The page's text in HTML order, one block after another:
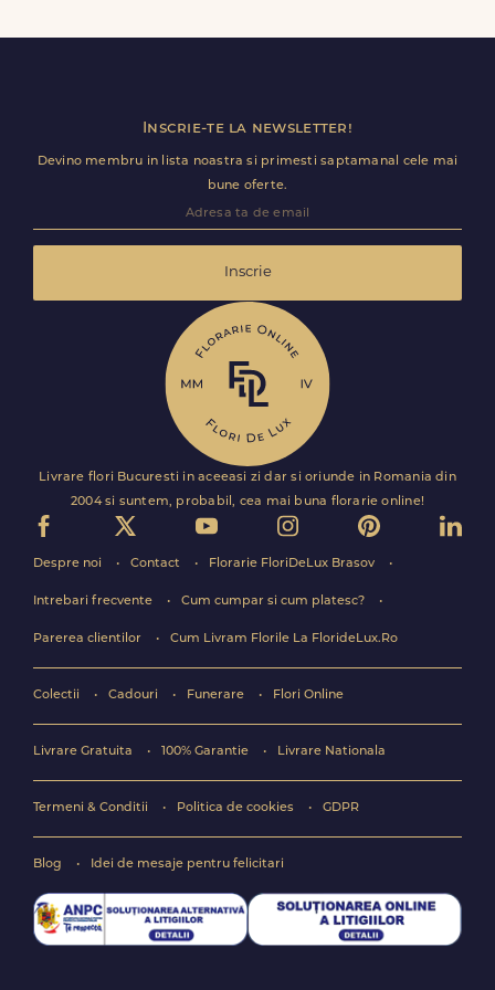
calitate. Este solutia ideala pentru surprize de weekend
Inscrie-te la newsletter!
Devino membru in lista noastra si primesti saptamanal cele mai
bune oferte.
Inscrie
Livrare flori Bucuresti in aceeasi zi dar si oriunde in Romania din
2004 si suntem, probabil, cea mai buna florarie online!
Despre noi Contact Florarie FloriDeLux Brasov
Intrebari frecvente Cum cumpar si cum platesc?
Parerea clientilor Cum Livram Florile La FlorideLux.Ro
Colectii Cadouri Funerare Flori Online
Livrare Gratuita 100% Garantie Livrare Nationala
Termeni & Conditii Politica de cookies GDPR
Blog Idei de mesaje pentru felicitari